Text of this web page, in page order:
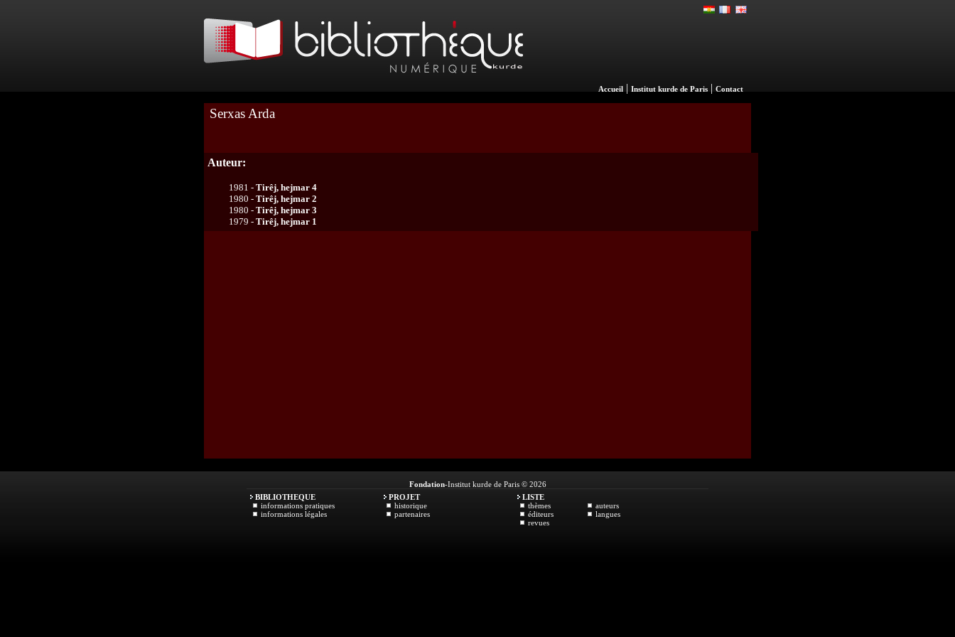
Accueil | Institut kurde de Paris | Contact
Serxas Arda
Auteur:
1981 - Tirêj, hejmar 4
1980 - Tirêj, hejmar 2
1980 - Tirêj, hejmar 3
1979 - Tirêj, hejmar 1
Fondation-Institut kurde de Paris © 2026
BIBLIOTHEQUE
informations pratiques
informations légales
PROJET
historique
partenaires
LISTE
thèmes
auteurs
éditeurs
langues
revues